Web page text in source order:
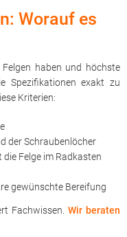
Worauf es
haben und höchste
Spezifikationen exakt zu
Kriterien:
der Schraubenlöcher
Felge im Radkasten
gewünschte Bereifung
Fachwissen. Wir beraten